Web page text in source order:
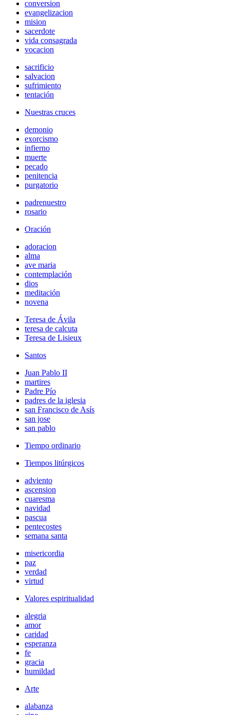
conversion
evangelizacion
mision
sacerdote
vida consagrada
vocacion
sacrificio
salvacion
sufrimiento
tentación
Nuestras cruces
demonio
exorcismo
infierno
muerte
pecado
penitencia
purgatorio
padrenuestro
rosario
Oración
adoracion
alma
ave maria
contemplación
dios
meditación
novena
Teresa de Ávila
teresa de calcuta
Teresa de Lisieux
Santos
Juan Pablo II
martires
Padre Pío
padres de la iglesia
san Francisco de Asís
san jose
san pablo
Tiempo ordinario
Tiempos litúrgicos
adviento
ascension
cuaresma
navidad
pascua
pentecostes
semana santa
misericordia
paz
verdad
virtud
Valores espiritualidad
alegria
amor
caridad
esperanza
fe
gracia
humildad
Arte
alabanza